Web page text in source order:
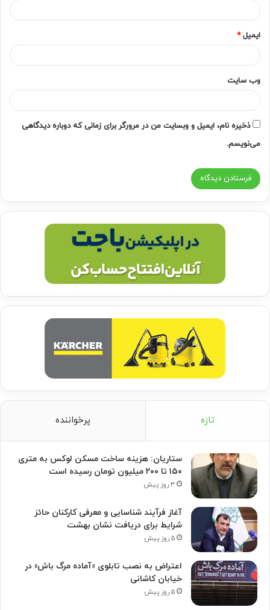
ایمیل*
وب‌ سایت
ذخیره نام، ایمیل و وبسایت من در مرورگر برای زمانی که دوباره دیدگاهی
می‌نویسم.
تازه پرخواننده
ستاریان: هزینه ساخت مسکن لوکس به متری
۱۵۰ تا ۲۰۰ میلیون تومان رسیده است
۳ روز پیش
آغاز فرآیند شناسایی و معرفی کارکنان حائز
شرایط برای دریافت نشان بهشت
۵ روز پیش
اعتراض به نصب تابلوی «آماده مرگ باش» در
خیابان کاشانی
۵ روز پیش